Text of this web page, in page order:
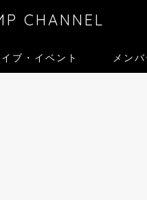
CHANNEL
ブ・イベント メンバ